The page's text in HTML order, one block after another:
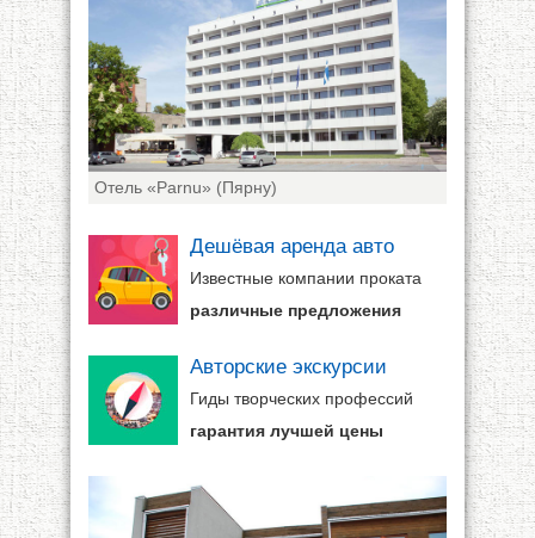
Отель «Parnu» (Пярну)
Дешёвая аренда авто
Известные компании проката
различные предложения
Авторские экскурсии
Гиды творческих профессий
гарантия лучшей цены